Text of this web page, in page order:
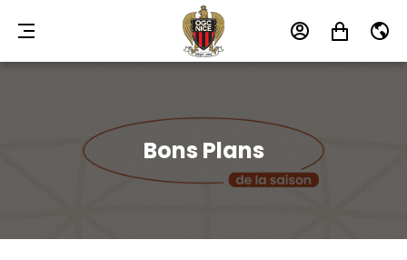
MENU MON MON FR
Bons Plans